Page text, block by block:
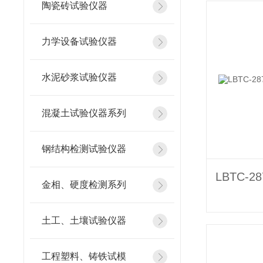
陶瓷砖试验仪器
力学设备试验仪器
水泥砂浆试验仪器
混凝土试验仪器系列
钢结构检测试验仪器
金相、硬度检测系列
土工、土壤试验仪器
工程塑料、铸铁试模